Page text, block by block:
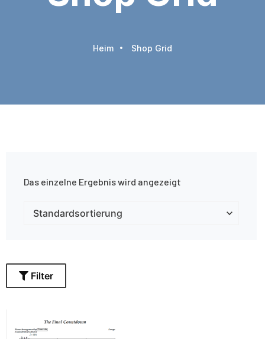
Heim Shop Grid
Das einzelne Ergebnis wird angezeigt
Filter